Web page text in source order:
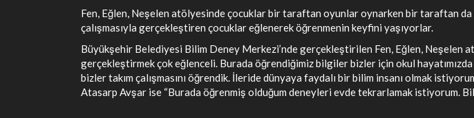
Fen, Eğlen, Neşelen atölyesinde çocuklar bir taraftan oyunlar oynarken bir taraftan
çalışmasıyla gerçekleştiren çocuklar eğlenerek öğrenmenin keyfini yaşıyorlar.
Büyükşehir Belediyesi Bilim Deney Merkezi’nde gerçekleştirilen Fen, Eğlen, Neşelen
gerçekleştirmek çok eğlenceli. Burada öğrendiğimiz bilgiler bizler için okul
bizler takım çalışmasını öğrendik. İleride dünyaya faydalı bir bilim insanı olmak
Atasarp Avşar ise “Burada öğrenmiş olduğum deneyleri evde tekrarlamak istiyorum.